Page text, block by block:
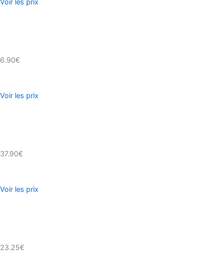
Voir les prix
6.90€
Voir les prix
37.90€
Voir les prix
23.25€